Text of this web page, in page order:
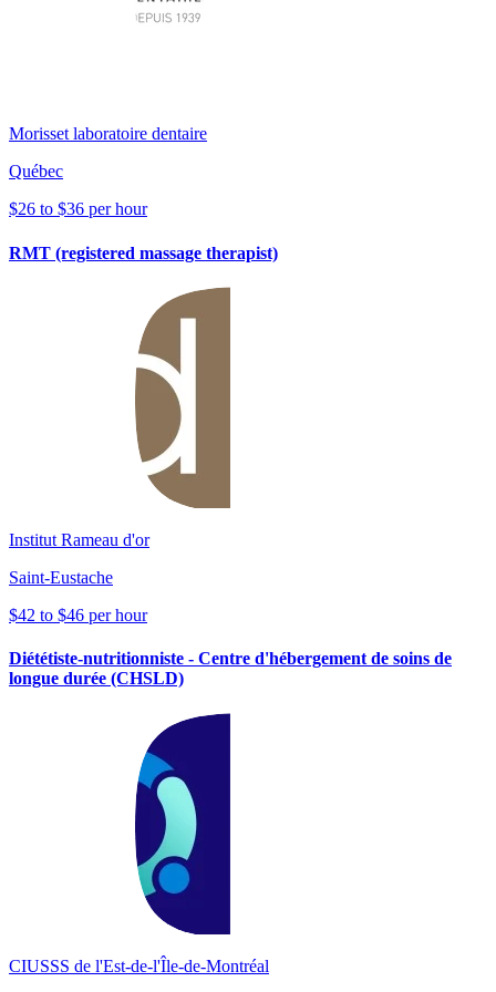
Morisset laboratoire dentaire
Québec
$26 to $36 per hour
RMT (registered massage therapist)
Institut Rameau d'or
Saint-Eustache
$42 to $46 per hour
Diététiste-nutritionniste - Centre d'hébergement de soins de
longue durée (CHSLD)
CIUSSS de l'Est-de-l'Île-de-Montréal